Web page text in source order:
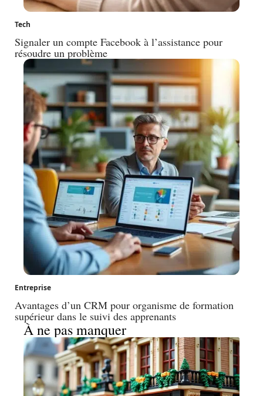
Tech
Signaler un compte Facebook à l’assistance pour
résoudre un problème
Entreprise
Avantages d’un CRM pour organisme de formation
supérieur dans le suivi des apprenants
À ne pas manquer